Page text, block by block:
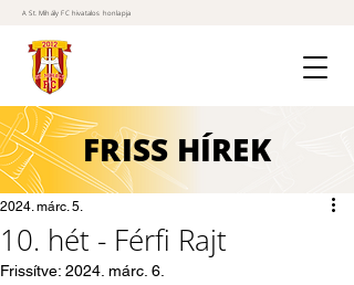
A St. Mihály FC hivatalos honlapja
FRISS HÍREK
10. hét - Férfi Rajt
2024. márc. 5.
Frissítve: 2024. márc. 6.